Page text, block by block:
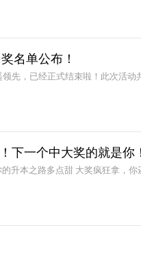
名单公布！
下一个中大奖的就是你